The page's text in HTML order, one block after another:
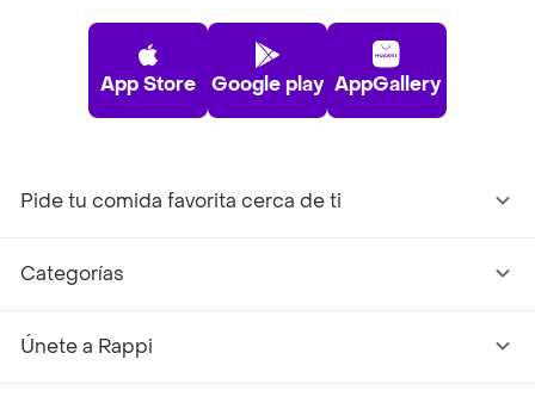
App Store Google play AppGallery
Pide tu comida favorita cerca de ti
Categorías
Únete a Rappi